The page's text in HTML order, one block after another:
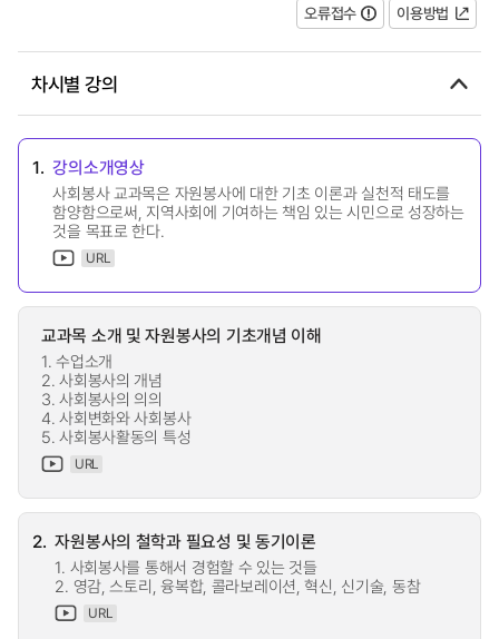
오류접수
이용방법
차시별 강의
1. 강의소개영상
사회봉사 교과목은 자원봉사에 대한 기초 이론과 실천적 태도를
함양함으로써, 지역사회에 기여하는 책임 있는 시민으로 성장하는
것을 목표로 한다.
URL
교과목 소개 및 자원봉사의 기초개념 이해
1. 수업소개
2. 사회봉사의 개념
3. 사회봉사의 의의
4. 사회변화와 사회봉사
5. 사회봉사활동의 특성
URL
2. 자원봉사의 철학과 필요성 및 동기이론
1. 사회봉사를 통해서 경험할 수 있는 것들
2. 영감, 스토리, 융복합, 콜라보레이션, 혁신, 신기술, 동참
URL